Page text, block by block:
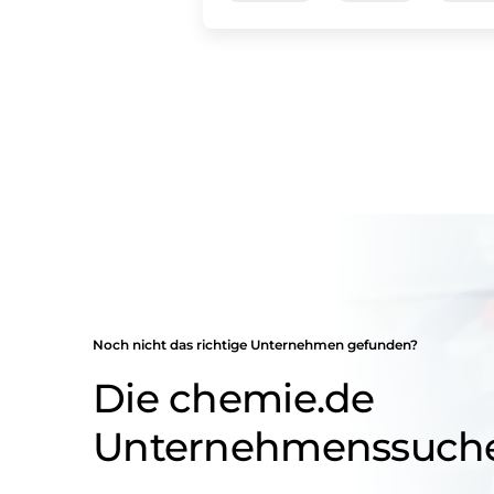
Noch nicht das richtige Unternehmen gefunden?
Die chemie.de